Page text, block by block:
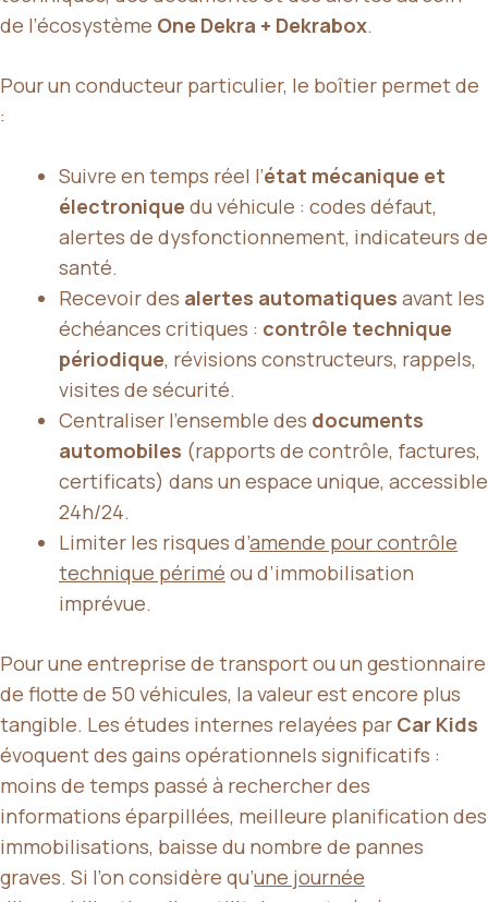
de l’écosystème One Dekra + Dekrabox.
Pour un conducteur particulier, le boîtier permet de
:
Suivre en temps réel l’état mécanique et
électronique du véhicule : codes défaut,
alertes de dysfonctionnement, indicateurs de
santé.
Recevoir des alertes automatiques avant les
échéances critiques : contrôle technique
périodique, révisions constructeurs, rappels,
visites de sécurité.
Centraliser l’ensemble des documents
automobiles (rapports de contrôle, factures,
certificats) dans un espace unique, accessible
24h/24.
Limiter les risques d’amende pour contrôle
technique périmé ou d’immobilisation
imprévue.
Pour une entreprise de transport ou un gestionnaire
de flotte de 50 véhicules, la valeur est encore plus
tangible. Les études internes relayées par Car Kids
évoquent des gains opérationnels significatifs :
moins de temps passé à rechercher des
informations éparpillées, meilleure planification des
immobilisations, baisse du nombre de pannes
graves. Si l’on considère qu’une journée